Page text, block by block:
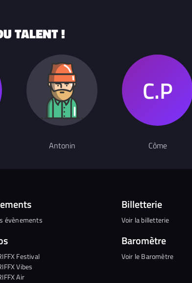
TALENT !
Antonin Côme
évènements
Festival
Vibes
Air
Billetterie
Voir la billetterie
Baromètre
Voir le Baromètre